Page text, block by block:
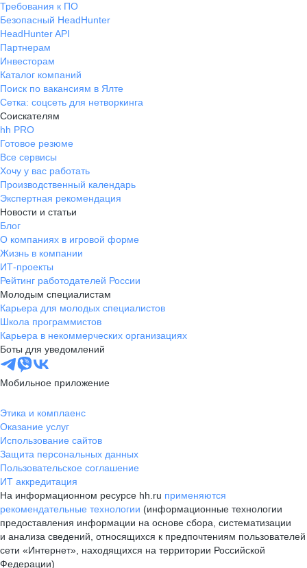
Требования к ПО
Безопасный HeadHunter
HeadHunter API
Партнерам
Инвесторам
Каталог компаний
Поиск по вакансиям в Ялте
Сетка: соцсеть для нетворкинга
Соискателям
hh PRO
Готовое резюме
Все сервисы
Хочу у вас работать
Производственный календарь
Экспертная рекомендация
Новости и статьи
Блог
О компаниях в игровой форме
Жизнь в компании
ИТ-проекты
Рейтинг работодателей России
Молодым специалистам
Карьера для молодых специалистов
Школа программистов
Карьера в некоммерческих организациях
Боты для уведомлений
Мобильное приложение
Этика и комплаенс
Оказание услуг
Использование сайтов
Защита персональных данных
Пользовательское соглашение
ИТ аккредитация
На информационном ресурсе hh.ru применяются
рекомендательные технологии (информационные технологии
предоставления информации на основе сбора, систематизации
и анализа сведений, относящихся к предпочтениям пользователей
сети «Интернет», находящихся на территории Российской
Федерации)